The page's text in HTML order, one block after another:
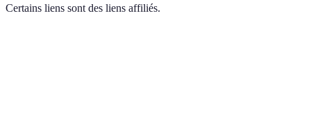
Certains liens sont des liens affiliés.